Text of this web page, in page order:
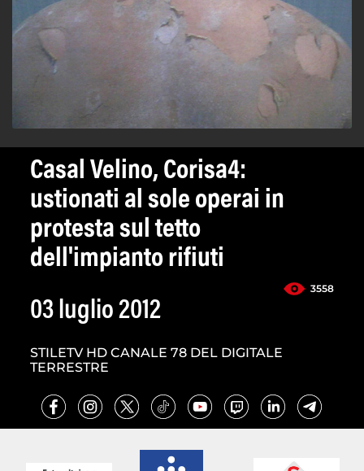
Casal Velino, Corisa4:
ustionati al sole operai in
protesta sul tetto
dell'impianto rifiuti
3558
03 luglio 2012
STILETV HD CANALE 78 DEL DIGITALE
TERRESTRE